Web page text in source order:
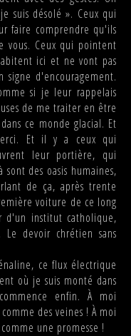
suis désolé ». Ceux qui
faire comprendre qu'ils
vous. Ceux qui pointent
ici et ne vont pas
d'encouragement.
si je leur rappelais
de me traiter en être
ce monde glacial. Et
Et il y a ceux qui
leur portière, qui
des oasis humaines,
de ça, après trente
voiture de ce long
d'un institut catholique,
devoir chrétien sans
ce flux électrique
où je suis monté dans
enfin. À moi
des veines ! À moi
une promesse !